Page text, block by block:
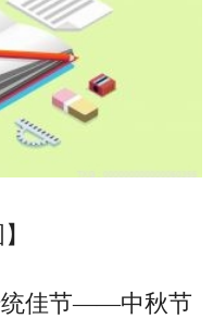
统佳节——中秋节